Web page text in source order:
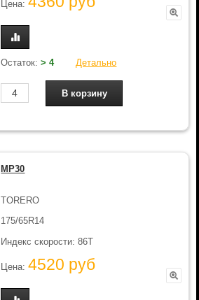
Цена:
Остаток:> 4 Детально
MP30
TORERO
175/65R14
Индекс скорости: 86T
Цена:4520 руб